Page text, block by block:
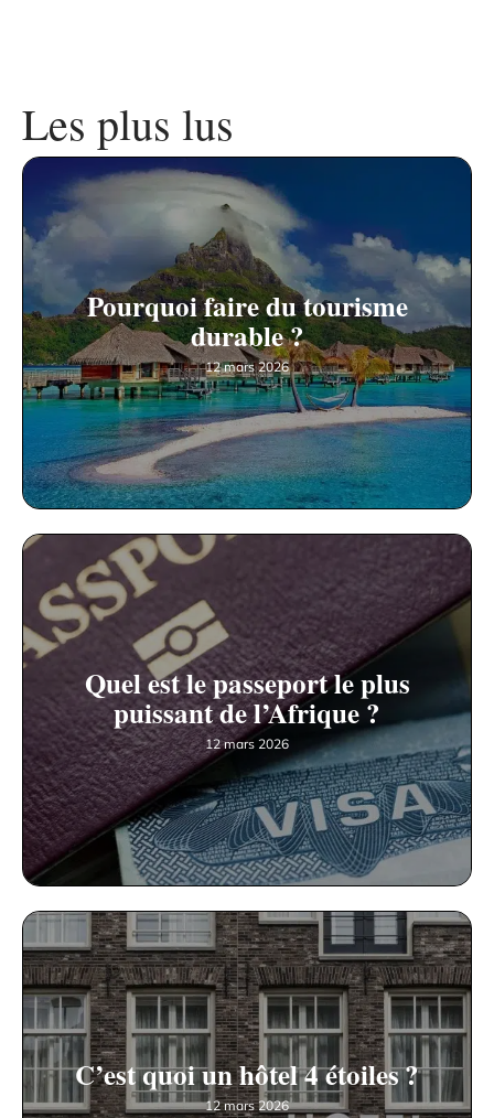
Les plus lus
Pourquoi faire du tourisme
durable ?
12 mars 2026
Quel est le passeport le plus
puissant de l’Afrique ?
12 mars 2026
C’est quoi un hôtel 4 étoiles ?
12 mars 2026